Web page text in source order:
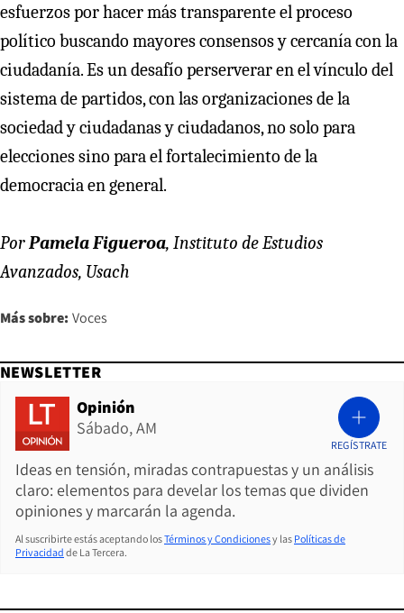
esfuerzos por hacer más transparente el proceso
político buscando mayores consensos y cercanía con la
ciudadanía. Es un desafío perserverar en el vínculo del
sistema de partidos, con las organizaciones de la
sociedad y ciudadanas y ciudadanos, no solo para
elecciones sino para el fortalecimiento de la
democracia en general.
PorPamela Figueroa, Instituto de Estudios
Avanzados, Usach
Más sobre: Voces
NEWSLETTER
Opinión
Sábado, AM
Ideas en tensión, miradas contrapuestas y un análisis
claro: elementos para develar los temas que dividen
opiniones y marcarán la agenda.
REGÍSTRATE
Al suscribirte estás aceptando losTérminos y Condicionesy las Políticas de
Privacidad de La Tercera.